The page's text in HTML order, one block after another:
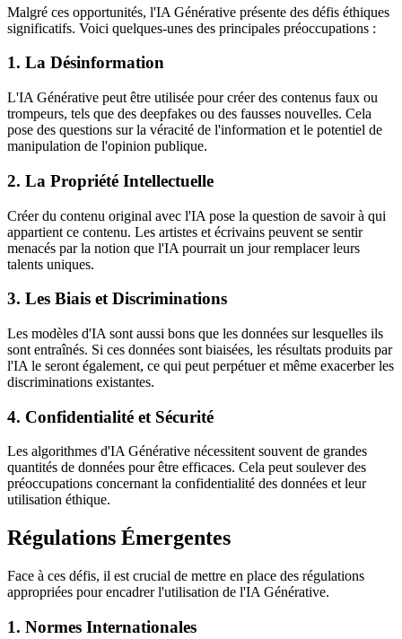
Malgré ces opportunités, l'IA Générative présente des défis éthiques
significatifs. Voici quelques-unes des principales préoccupations :
1. La Désinformation
L'IA Générative peut être utilisée pour créer des contenus faux ou
trompeurs, tels que des deepfakes ou des fausses nouvelles. Cela
pose des questions sur la véracité de l'information et le potentiel de
manipulation de l'opinion publique.
2. La Propriété Intellectuelle
Créerdu contenu original avec l'IA pose la question de savoir à qui
appartient ce contenu. Les artistes et écrivains peuvent se sentir
menacés par la notion que l'IA pourrait un jour remplacer leurs
talents uniques.
3. Les Biais et Discriminations
Les modèles d'IA sont aussi bons que les données sur lesquelles ils
sont entraînés. Si ces données sont biaisées, les résultats produits par
l'IA le seront également, ce qui peut perpétuer et même exacerber les
discriminations existantes.
4. Confidentialité et Sécurité
Les algorithmes d'IA Générative nécessitent souvent de grandes
quantités de données pour être efficaces. Cela peut soulever des
préoccupations concernant la confidentialité des données et leur
utilisation éthique.
Régulations Émergentes
Face à ces défis, il est crucial de mettre en place des régulations
appropriées pour encadrer l'utilisation de l'IA Générative.
1. Normes Internationales